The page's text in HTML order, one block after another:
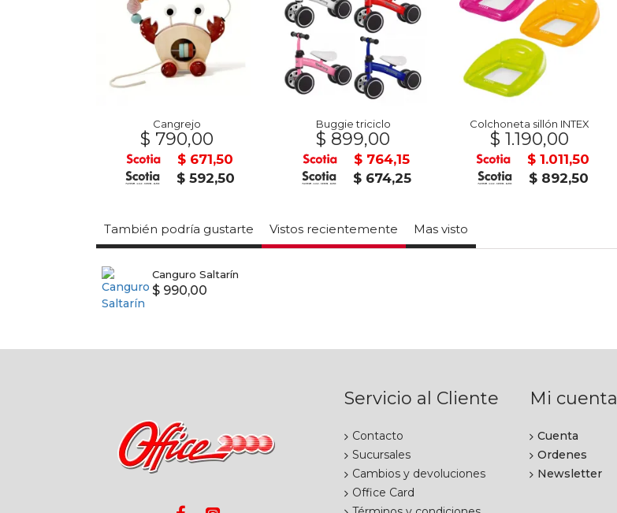
Cangrejo
$ 790,00
$ 671,50
$ 592,50
Buggie triciclo
$ 899,00
$ 764,15
$ 674,25
Colchoneta sillón INTEX
$ 1.190,00
$ 1.011,50
$ 892,50
También podría gustarte Vistos recientemente Mas visto
Canguro Saltarín
$ 990,00
Servicio al Cliente
Contacto
Sucursales
Cambios y devoluciones
Office Card
Mi cuenta
Cuenta
Ordenes
Newsletter